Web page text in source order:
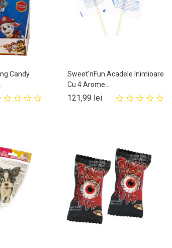
Candy
Sweet'nFun Acadele Inimioare
Cu 4 Arome...
121,99 leiPret